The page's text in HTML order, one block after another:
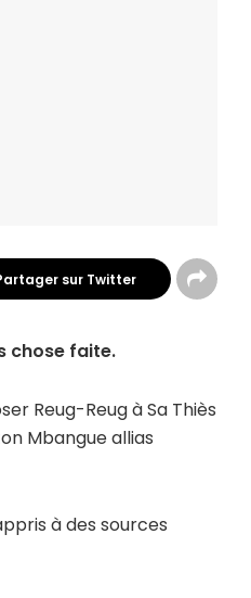
sur Twitter
chose faite.
Reug-Reug à Sa Thiès
Mbangue allias
à des sources